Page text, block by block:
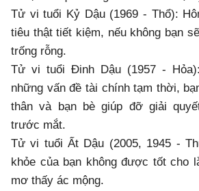
Tử vi tuổi Kỷ Dậu (1969 - Thổ):
tiêu thật tiết kiệm, nếu không bạn
trống rỗng.
Tử vi tuổi Đinh Dậu (1957 -
những vấn đề tài chính tạm thời,
thân và bạn bè giúp đỡ giải
trước mắt.
Tử vi tuổi Ất Dậu (2005, 1945 -
khỏe của bạn không được tốt cho
mơ thấy ác mộng.